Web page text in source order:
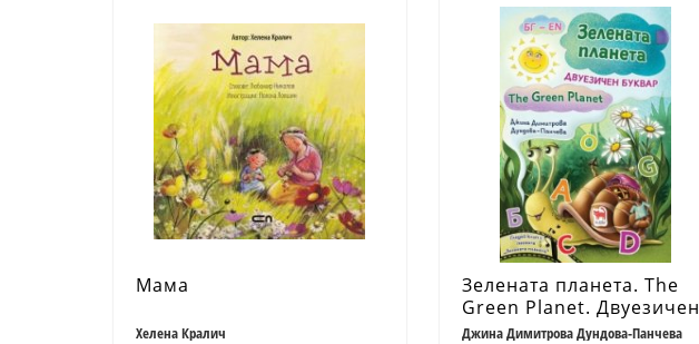
Мама
Хелена Кралич
Зелената планета. The
Green Planet. Двуезичен
речник
Джина Димитрова Дундова-Панчева